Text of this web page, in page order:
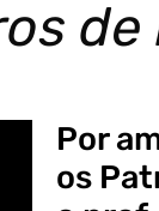
de
Por
os